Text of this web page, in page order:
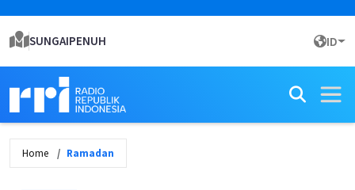
SUNGAIPENUH ID
Home Ramadan